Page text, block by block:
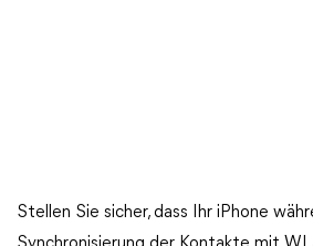
Stellen Sie sicher, dass Ihr iPhone